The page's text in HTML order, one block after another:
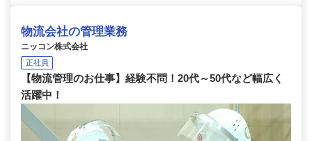
物流会社の管理業務
ニッコン株式会社
正社員
【物流管理のお仕事】経験不問！20代～50代など幅広く
活躍中！